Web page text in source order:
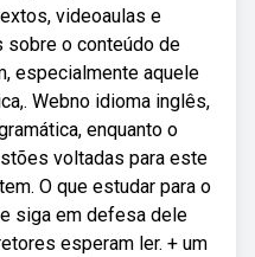
videoaulas e
sobre o conteúdo de
especialmente aquele
Webno idioma inglês,
enquanto o
voltadas para este
O que estudar para o
siga em defesa dele
esperam ler. + um